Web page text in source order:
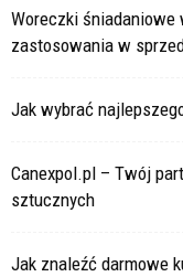
Woreczki
zastosowania w
Jak wybrać
Canexpol.pl – Twój
sztucznych
Jak znaleźć darmowe